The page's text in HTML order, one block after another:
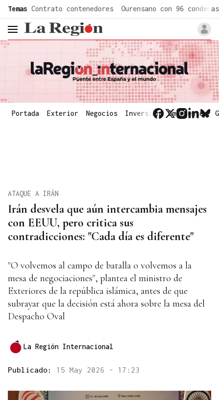
Temas Contrato contenedores Ourensano con 96 condenas
header.menu.open
Portada Exterior Negocios Inversión Emergentes
Irán desvela que aún intercambia mensajes
con EEUU, pero critica sus
contradicciones: "Cada día es diferente"
ATAQUE A IRÁN
"O volvemos al campo de batalla o volvemos a la
mesa de negociaciones", plantea el ministro de
Exteriores de la república islámica, antes de que
subrayar que la decisión está ahora sobre la mesa del
Despacho Oval
La Región Internacional
Publicado: 15 May 2026 - 17:23